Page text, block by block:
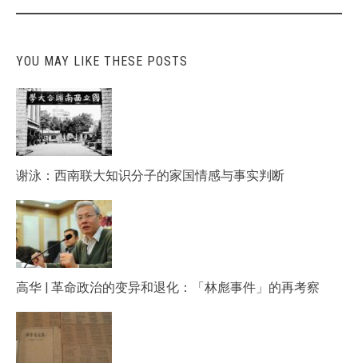
YOU MAY LIKE THESE POSTS
谢泳：西南联大知识分子的家国情感与事实判断
高华 | 革命政治的变异和退化：「林彪事件」的再考察